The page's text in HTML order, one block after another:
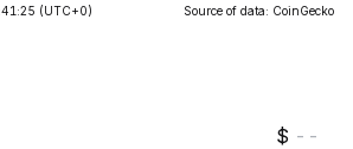
(UTC+0) Source of data: CoinGecko
--